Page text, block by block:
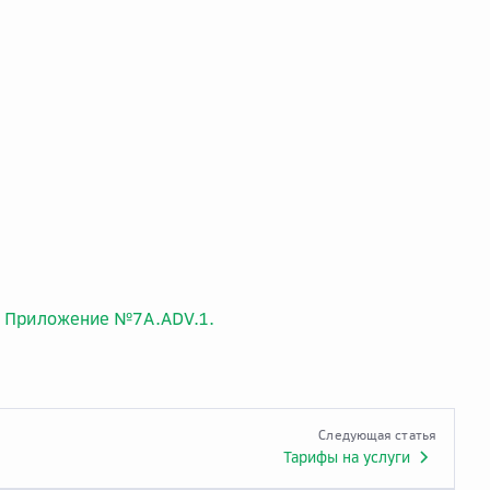
Приложение №7A.ADV.1.
Следующая статья
Тарифы на услуги